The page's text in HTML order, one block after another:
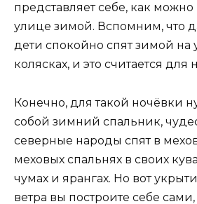
представляет себе, как можно
улице зимой. Вспомним, что
дети спокойно спят зимой на
колясках, и это считается
Конечно, для такой ночёвки
собой зимний спальник,
северные народы спят в
меховых спальнях в своих
чумах и ярангах. Но вот
ветра вы построите себе сами,